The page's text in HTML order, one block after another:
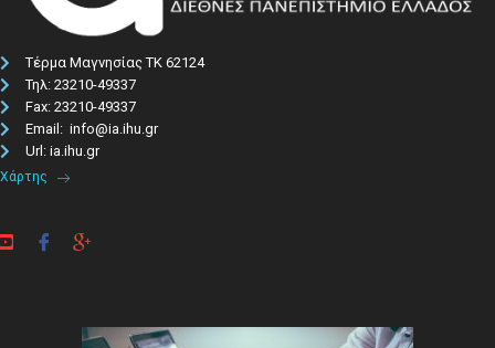
Τέρμα Μαγνησίας ΤΚ 62124
Τηλ: 23210-49337​
Fax: 23210-49337
Email: info@ia.ihu.gr
Url: ia.ihu.gr
Χάρτης